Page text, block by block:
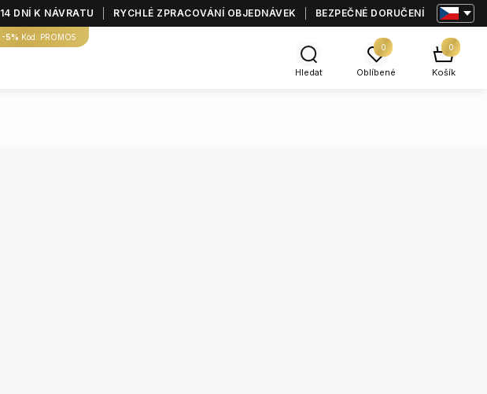
14 DNÍ K NÁVRATU RYCHLÉ ZPRACOVÁNÍ OBJEDNÁVEK BEZPEČNÉ DORUČENÍ
-5% Kód: PROMO5
Hledat
0
Oblíbené
0
Košík